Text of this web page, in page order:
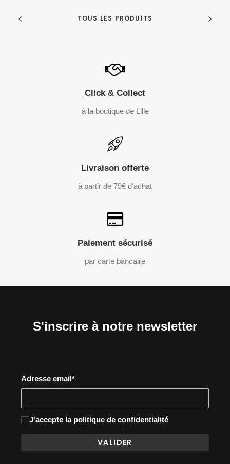
TOUS LES PRODUITS
Click & Collect
à la boutique de Lille
Livraison offerte
à partir de 79€ d'achat
Paiement sécurisé
par carte bancaire
S'inscrire à notre newsletter
Adresse email*
J'accepte la politique de confidentialité